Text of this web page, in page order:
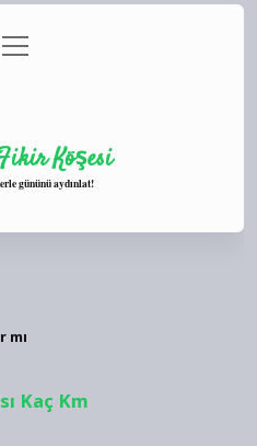
menüyü
aç
Köşesi
gününü aydınlat!
mı
Kaç Km